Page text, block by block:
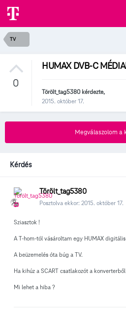
TV
0
HUMAX DVB-C
Törölt_tag5380 kérdezte,
2015. október 17.
Megválaszolom a
Kérdés
Törölt_tag5380
Posztolva ekkor: 2015. október 17.
Sziasztok !
A T-hom-tól vásároltam egy HUMAX
A beüzemelés óta búg a TV.
Ha kihúz a SCART csatlakozót a
Mi lehet a hiba ?